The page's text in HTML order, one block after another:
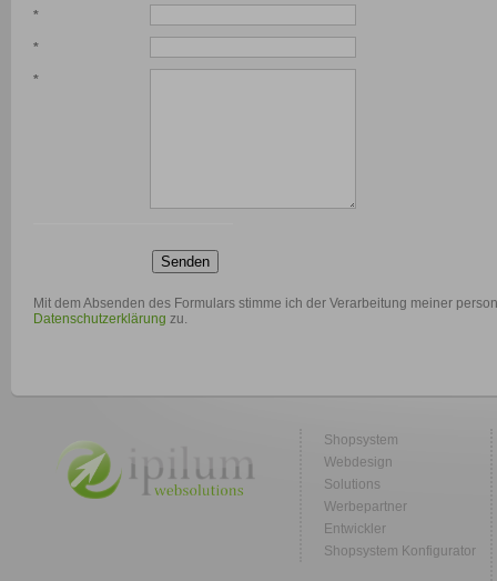
*
*
*
Senden
Mit dem Absenden des Formulars stimme ich der Verarbeitung meiner
Datenschutzerklärung zu.
Shopsystem
Webdesign
Solutions
Werbepartner
Entwickler
Shopsystem Konfigurator